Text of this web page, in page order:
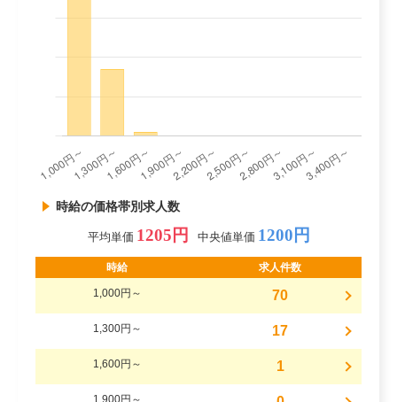
時給の価格帯別求人数
平均単価 1205円 中央値単価 1200円
時給 求人件数
1,000円～ 70
1,300円～ 17
1,600円～ 1
1,900円～